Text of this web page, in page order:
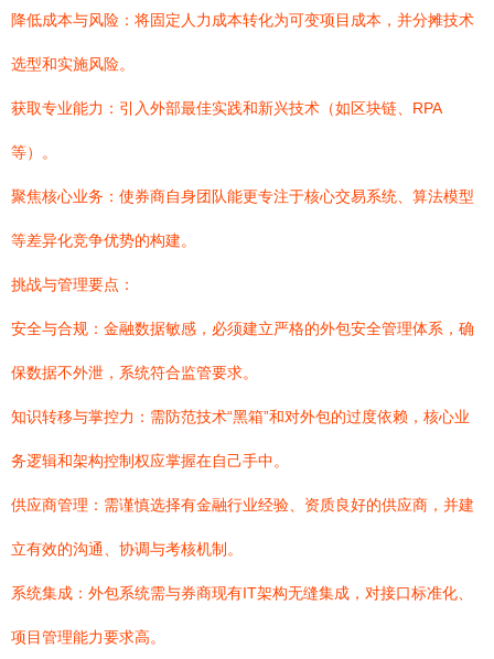
降低成本与风险：将固定人力成本转化为可变项目成本，并分摊技术
选型和实施风险。
获取专业能力：引入外部最佳实践和新兴技术（如区块链、RPA
等）。
聚焦核心业务：使券商自身团队能更专注于核心交易系统、算法模型
等差异化竞争优势的构建。
挑战与管理要点：
安全与合规：金融数据敏感，必须建立严格的外包安全管理体系，确
保数据不外泄，系统符合监管要求。
知识转移与掌控力：需防范技术“黑箱”和对外包的过度依赖，核心业
务逻辑和架构控制权应掌握在自己手中。
供应商管理：需谨慎选择有金融行业经验、资质良好的供应商，并建
立有效的沟通、协调与考核机制。
系统集成：外包系统需与券商现有IT架构无缝集成，对接口标准化、
项目管理能力要求高。